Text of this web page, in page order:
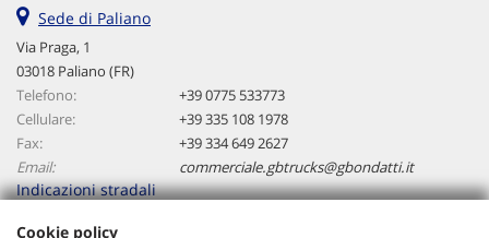
Sede di Paliano
Via Praga, 1
03018 Paliano (FR)
Telefono:
+39 0775 533773
Cellulare:
+39 335 108 1978
Fax:
+39 334 649 2627
Email:
commerciale.gbtrucks@gbondatti.it
Indicazioni stradali
Cookie policy